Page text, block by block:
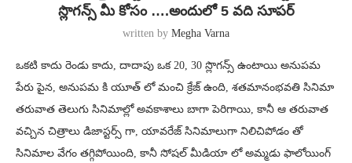
స్లొగన్స్ మీ కోసం ….అందులో 5 వది సూపర్
written by Megha Varna
ఒకటి కాదు రెండు కాదు, దాదాపు ఒక 20, 30 స్లొగన్స్ ఉంటాయి అనుపమ
పేరు పైన, అనుపమ కి యూత్ లో మంచి క్రేజ్ ఉంది, శతమానంభవతి సినిమా
తరువాత తెలుగు సినిమాల్లో అవకాశాలు బాగా పెరిగాయి, కానీ ఆ తరువాత
వచ్చిన చిత్రాలు డిజాస్టర్స్ గా, యావరేజ్ సినిమాలుగా నిలిచిపోడం తో
సినిమాల వేగం తగ్గిపోయింది, కానీ సోషల్ మీడియా లో అమ్మడు ఫాలోయింగ్